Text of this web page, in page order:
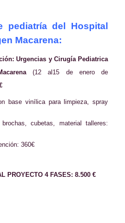
pediatría del Hospital
Macarena:
Urgencias y Cirugía Pediatrica
(12 al15 de enero de
base vinílica para limpieza, spray
cubetas, material talleres:
360€
PROYECTO 4 FASES: 8.500 €